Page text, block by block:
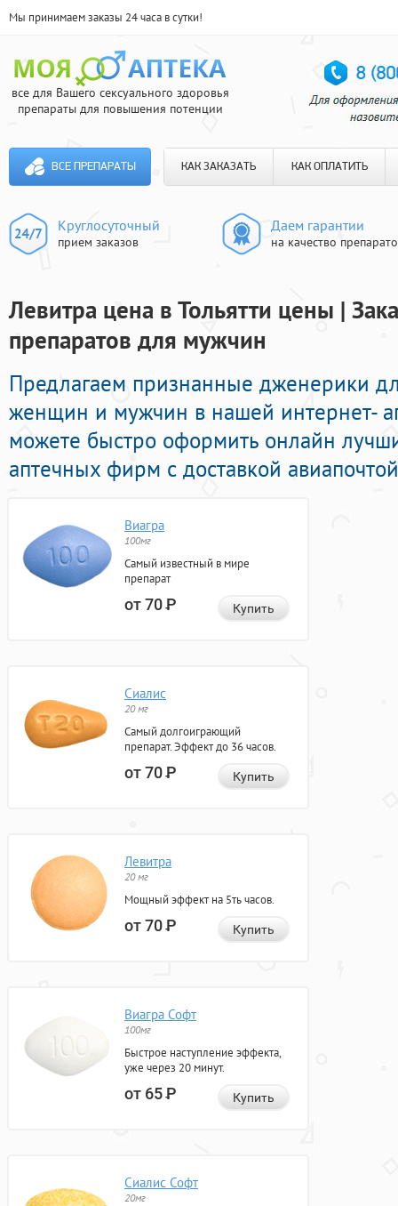
Мы принимаем заказы 24 часа в сутки!
все для Вашего сексуального здоровья
препараты для повышения потенции
ВСЕ ПРЕПАРАТЫ КАК ЗАКАЗАТЬ КАК ОПЛАТИТЬ
Круглосуточный
прием заказов
Даем гарантии
на качество
Левитра цена в Тольятти цены |
препаратов для мужчин
Предлагаем признанные дженерики
женщин и мужчин в нашей интернет-
можете быстро оформить онлайн
аптечных фирм с доставкой
Виагра
100мг
Самый известный в мире
препарат
от 70Р Купить
Сиалис
20 мг
Самый долгоиграющий
препарат. Эффект до 36 часов.
от 70Р Купить
Левитра
20 мг
Мощный эффект на 5ть часов.
от 70Р Купить
Виагра Софт
100мг
Быстрое наступление эффекта,
уже через 20 минут.
от 65Р Купить
Сиалис Софт
20мг